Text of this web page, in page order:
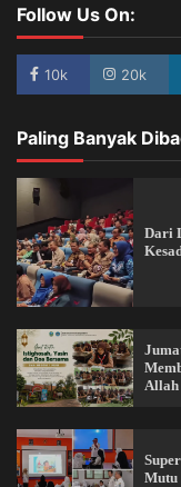
Follow Us On:
10k 20k
Paling Banyak
Dari
Allah
Mutu